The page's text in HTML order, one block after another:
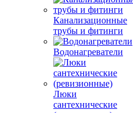
Канализационные
трубы и фитинги
Водонагреватели
Люки
сантехнические